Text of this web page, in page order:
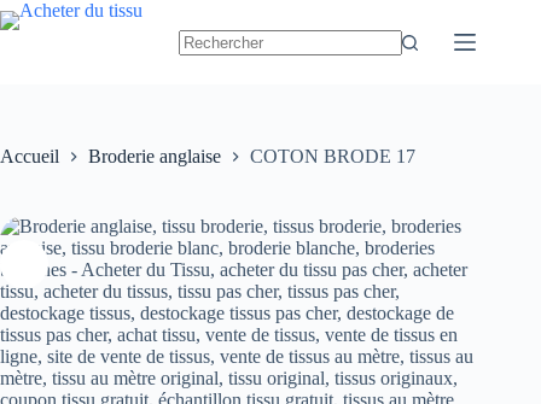
Passer
au
Accueil Broderie anglaise COTON BRODE 17